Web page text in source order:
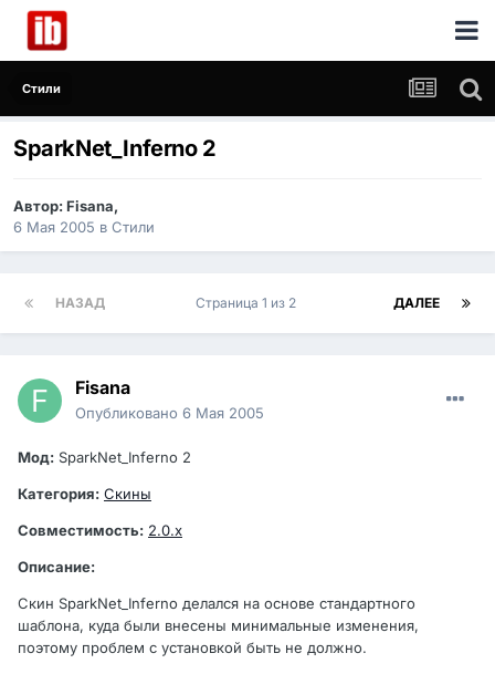
Стили
SparkNet_Inferno 2
Автор:Fisana,
6 Мая 2005 в Стили
НАЗАД ДАЛЕЕ
Страница 1 из 2
Fisana
Опубликовано 6 Мая 2005
Мод: SparkNet_Inferno 2
Категория: Скины
Совместимость: 2.0.x
Описание:
Скин SparkNet_Inferno делался на основе стандартного
шаблона, куда были внесены минимальные изменения,
поэтому проблем с установкой быть не должно.